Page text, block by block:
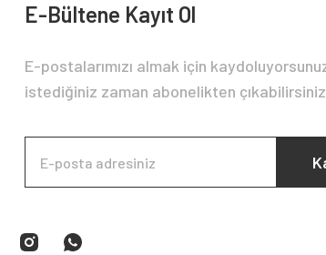
E-Bültene Kayıt Ol
E-postalarımızı almak için
istediğiniz zaman abonelikten